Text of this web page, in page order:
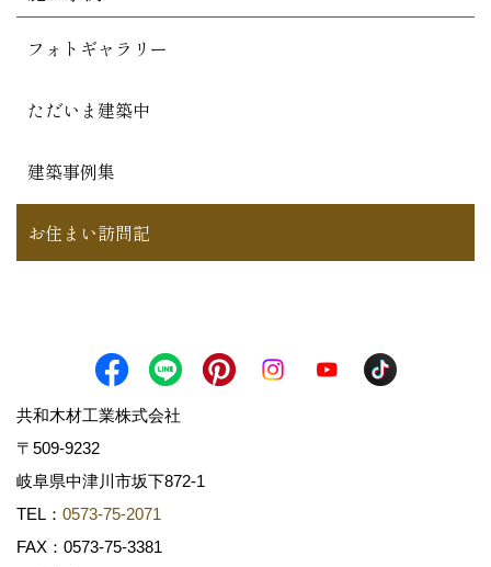
フォトギャラリー
ただいま建築中
建築事例集
お住まい訪問記
共和木材工業株式会社
〒509-9232
岐阜県中津川市坂下872‐1
TEL： 0573-75-2071
FAX：0573-75-3381